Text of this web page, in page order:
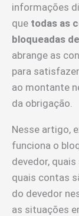
informações
que todas as
bloqueadas
abrange as
para
ao montante
da obrigação.
Nesse artigo,
funciona o
devedor,
quais contas
do devedor
as situações